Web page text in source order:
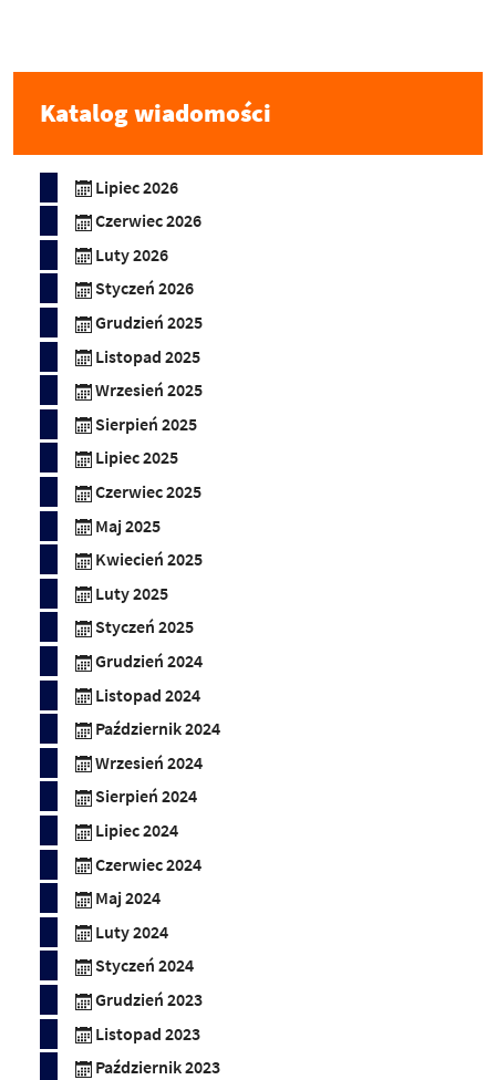
Katalog wiadomości
Lipiec 2026
Czerwiec 2026
Luty 2026
Styczeń 2026
Grudzień 2025
Listopad 2025
Wrzesień 2025
Sierpień 2025
Lipiec 2025
Czerwiec 2025
Maj 2025
Kwiecień 2025
Luty 2025
Styczeń 2025
Grudzień 2024
Listopad 2024
Październik 2024
Wrzesień 2024
Sierpień 2024
Lipiec 2024
Czerwiec 2024
Maj 2024
Luty 2024
Styczeń 2024
Grudzień 2023
Listopad 2023
Październik 2023